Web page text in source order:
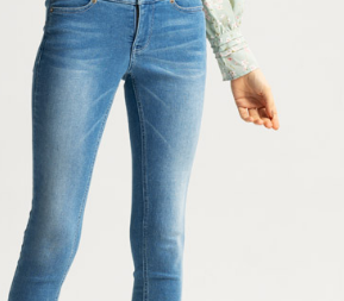
「AFTEE先享後付」，若未經同意
任。
４．使用「AFTEE先享後付」時
即時審查核予不同之上限額度；若
結果請求用戶進行身份認證。
５．嚴禁一人註冊多個帳號或使用
形，恩沛科技股份有限公司將有權
動。
宅配
每筆NT$100，滿NT$3,000(含
海外配送